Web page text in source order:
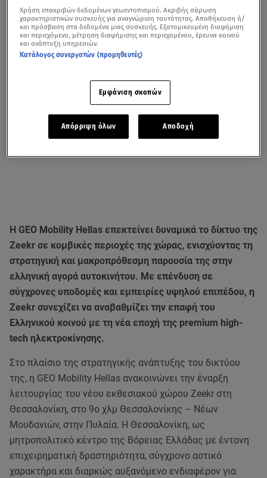
Η GEO Mobility Hellas επεκτείνει δυναμικά το δίκτυο της
Zeekr σε κομβικές περιοχές της χώρας, ενισχύοντας τη
στρατηγική και μακροπρόθεσμη παρουσία της στην
ελληνική αγορά αυτοκινήτου. Με επένδυση σε
σύγχρονες υποδομές και εμπειρίες υψηλού επιπέδου, η
Zeekr συνεχίζει να αναβαθμίζει την επαφή του
Ελληνικού κοινού με τη νέα εποχή της premium high-
tech ηλεκτροκίνησης.
Στο πλαίσιο της στρατηγικής ανάπτυξης του δικτύου
της, η GEO Mobility Hellas ανακοινώνει την έναρξη
λειτουργίας του νέου εκθεσιακού χώρου Zeekr στη
Θεσσαλονίκη, στο 9ο χλμ Θεσσαλονίκης – Νέων
Μουδανιών, στην Πυλαία. Η Θεσσαλονίκη, ως
μητροπολιτικό κέντρο της Βόρειας Ελλάδας με έντονη
επιχειρηματική δραστηριότητα, σύγχρονο αστικό
χαρακτήρα και διαρκώς αυξανόμενο ενδιαφέρον για
Χρήση επακριβών δεδομένων γεωεντοπισμού. Ακριβής σάρωση
χαρακτηριστικών συσκευής για αναγνώριση ταυτότητας. Αποθήκευση ή/
και πρόσβαση στα δεδομένα μιας συσκευής. Εξατομικευμένη διαφήμιση
και περιεχόμενο, μέτρηση διαφήμισης και περιεχομένου, έρευνα κοινού
και ανάπτυξη υπηρεσιών.
Κατάλογος συνεργατών (προμηθευτές)
Εμφάνιση σκοπών
Απόρριψη όλων Αποδοχή